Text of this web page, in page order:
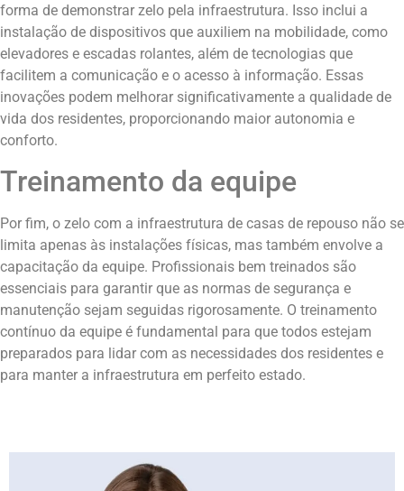
forma de demonstrar zelo pela infraestrutura. Isso inclui a
instalação de dispositivos que auxiliem na mobilidade, como
elevadores e escadas rolantes, além de tecnologias que
facilitem a comunicação e o acesso à informação. Essas
inovações podem melhorar significativamente a qualidade de
vida dos residentes, proporcionando maior autonomia e
conforto.
Treinamento da equipe
Por fim, o zelo com a infraestrutura de casas de repouso não se
limita apenas às instalações físicas, mas também envolve a
capacitação da equipe. Profissionais bem treinados são
essenciais para garantir que as normas de segurança e
manutenção sejam seguidas rigorosamente. O treinamento
contínuo da equipe é fundamental para que todos estejam
preparados para lidar com as necessidades dos residentes e
para manter a infraestrutura em perfeito estado.